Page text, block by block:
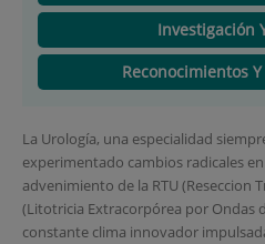
Investigación
Reconocimientos
La Urología, una especialidad
experimentado cambios radicales
advenimiento de la RTU (Reseccion
(Litotricia Extracorpórea por Ondas
constante clima innovador